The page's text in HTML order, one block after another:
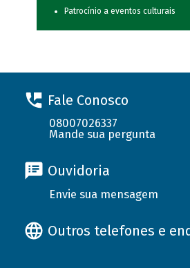
Patrocínio a eventos culturais
Fale Conosco
08007026337
Mande sua pergunta
Ouvidoria
Envie sua mensagem
Outros telefones e